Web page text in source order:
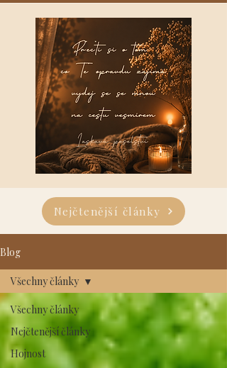
Nejčtenější články
Blog
Všechny články
Nejčtenější články
Hojnost
Všechny články